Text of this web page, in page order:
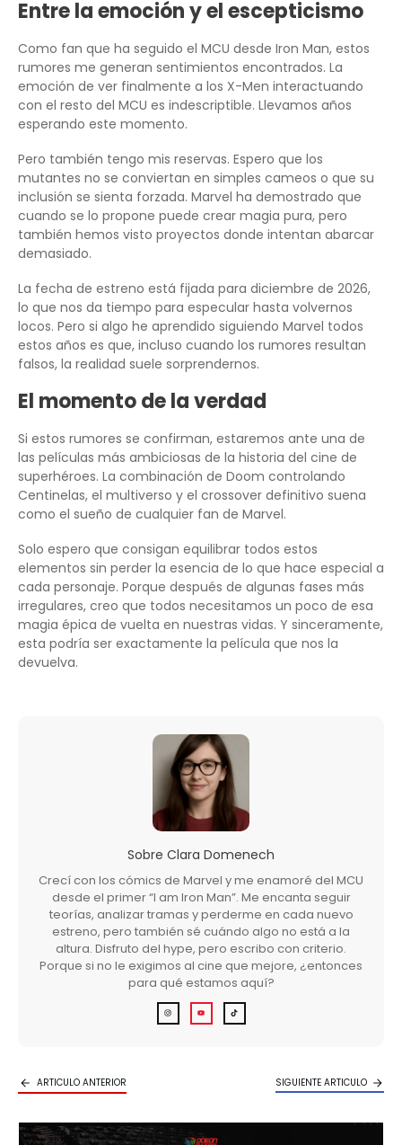
Entre la emoción y el escepticismo
Como fan que ha seguido el MCU desde Iron Man, estos
rumores me generan sentimientos encontrados. La
emoción de ver finalmente a los X-Men interactuando
con el resto del MCU es indescriptible. Llevamos años
esperando este momento.
Pero también tengo mis reservas. Espero que los
mutantes no se conviertan en simples cameos o que su
inclusión se sienta forzada. Marvel ha demostrado que
cuando se lo propone puede crear magia pura, pero
también hemos visto proyectos donde intentan abarcar
demasiado.
La fecha de estreno está fijada para diciembre de 2026,
lo que nos da tiempo para especular hasta volvernos
locos. Pero si algo he aprendido siguiendo Marvel todos
estos años es que, incluso cuando los rumores resultan
falsos, la realidad suele sorprendernos.
El momento de la verdad
Si estos rumores se confirman, estaremos ante una de
las películas más ambiciosas de la historia del cine de
superhéroes. La combinación de Doom controlando
Centinelas, el multiverso y el crossover definitivo suena
como el sueño de cualquier fan de Marvel.
Solo espero que consigan equilibrar todos estos
elementos sin perder la esencia de lo que hace especial a
cada personaje. Porque después de algunas fases más
irregulares, creo que todos necesitamos un poco de esa
magia épica de vuelta en nuestras vidas. Y sinceramente,
esta podría ser exactamente la película que nos la
devuelva.
Sobre Clara Domenech
Crecí con los cómics de Marvel y me enamoré del MCU
desde el primer “I am Iron Man”. Me encanta seguir
teorías, analizar tramas y perderme en cada nuevo
estreno, pero también sé cuándo algo no está a la
altura. Disfruto del hype, pero escribo con criterio.
Porque si no le exigimos al cine que mejore, ¿entonces
para qué estamos aquí?
ARTICULO ANTERIOR SIGUIENTE ARTICULO